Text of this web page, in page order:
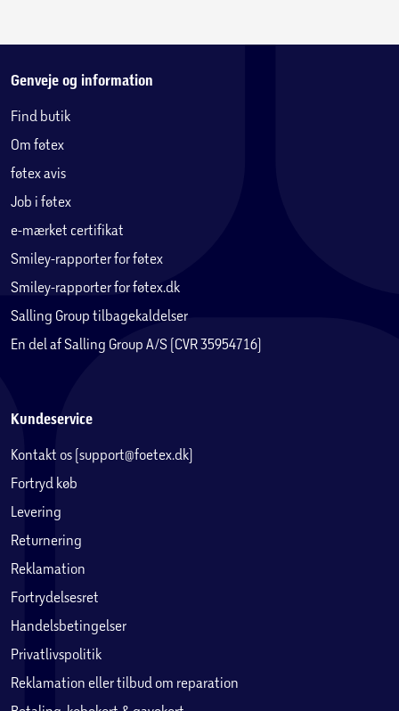
Genveje og information
Find butik
Om føtex
føtex avis
Job i føtex
e-mærket certifikat
Smiley-rapporter for føtex
Smiley-rapporter for føtex.dk
Salling Group tilbagekaldelser
En del af Salling Group A/S (CVR 35954716)
Kundeservice
Kontakt os (support@foetex.dk)
Fortryd køb
Levering
Returnering
Reklamation
Fortrydelsesret
Handelsbetingelser
Privatlivspolitik
Reklamation eller tilbud om reparation